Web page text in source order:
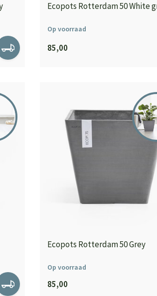
Ecopots Rotterdam 50 White
Op voorraad
85,00
Ecopots Rotterdam 50 Grey
Op voorraad
85,00